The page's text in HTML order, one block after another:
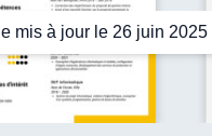
mis à jour le 26 juin 2025